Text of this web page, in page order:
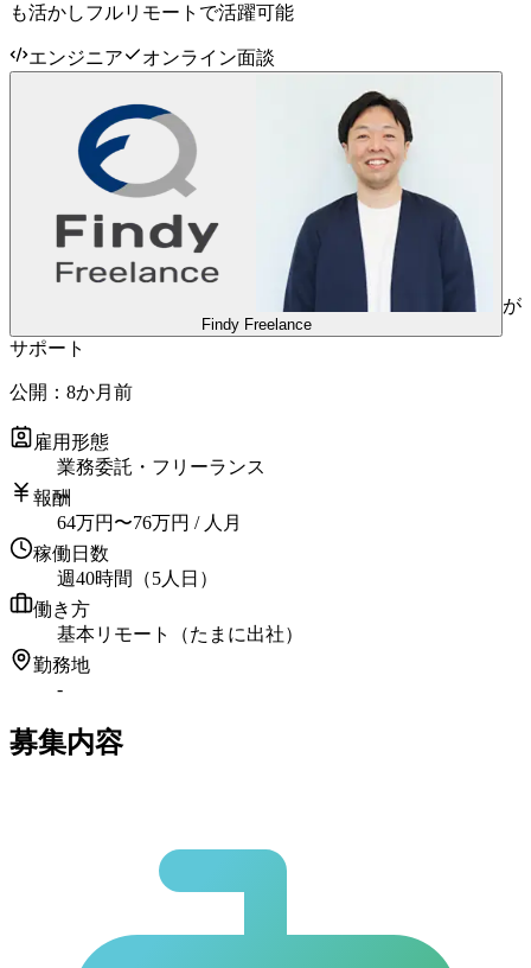
も活かしフルリモートで活躍可能
エンジニア オンライン面談
Findy Freelance
が
サポート
公開： 8か月前
雇用形態
業務委託・フリーランス
報酬
64万円 〜76万円 / 人月
稼働日数
週40時間（5人日）
働き方
基本リモート（たまに出社）
勤務地
-
募集内容